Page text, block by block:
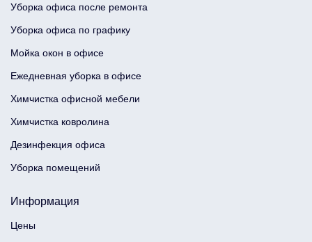
Уборка офиса после ремонта
Уборка офиса по графику
Мойка окон в офисе
Ежедневная уборка в офисе
Химчистка офисной мебели
Химчистка ковролина
Дезинфекция офиса
Уборка помещений
Информация
Цены